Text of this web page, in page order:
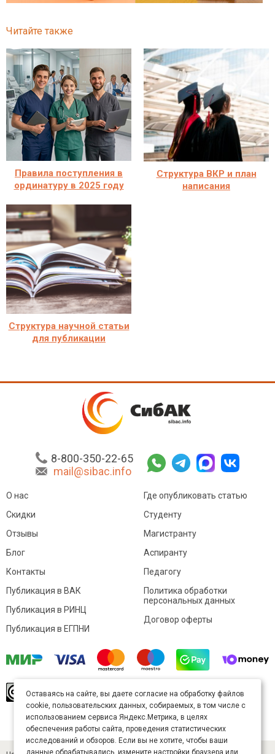
Читайте также
Правила поступления в
ординатуру в 2025 году
Структура ВКР и план
написания
Структура научной статьи
для публикации
8-800-350-22-65
mail@sibac.info
О нас
Скидки
Отзывы
Блог
Контакты
Где опубликовать статью
Студенту
Магистранту
Аспиранту
Педагогу
Публикация в ВАК
Публикация в РИНЦ
Публикация в ЕГПНИ
Политика обработки
персональных данных
Договор оферты
произведение доступно полицензии Creative
Commons «Attribution» («Атрибуция») 4.0
Непортированная.
Карта сайта
Оставаясь на сайте, вы даете согласие на обработку файлов
cookie, пользовательских данных, собираемых, в том числе с
использованием сервиса Яндекс.Метрика, в целях
обеспечения работы сайта, проведения статистических
исследований и обзоров. Если вы не хотите, чтобы ваши
данные обрабатывались, измените настройки браузера или